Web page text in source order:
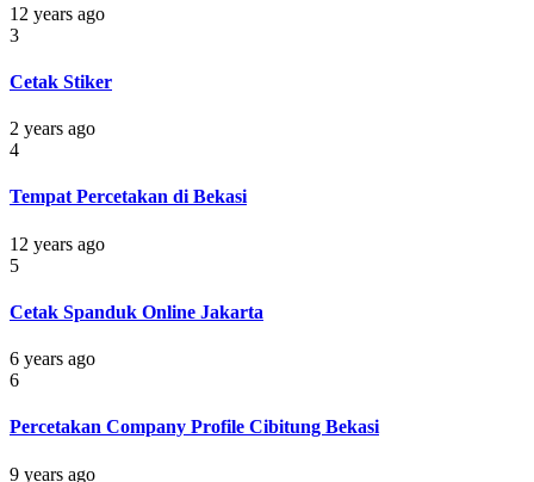
12 years ago
3
Cetak Stiker
2 years ago
4
Tempat Percetakan di Bekasi
12 years ago
5
Cetak Spanduk Online Jakarta
6 years ago
6
Percetakan Company Profile Cibitung Bekasi
9 years ago